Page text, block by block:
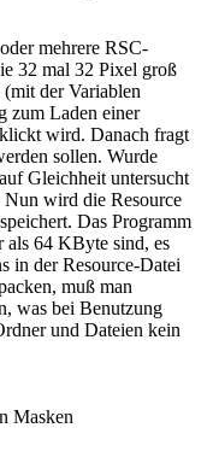
mehrere RSC-
32 mal 32 Pixel groß
der Variablen
zum Laden einer
wird. Danach fragt
sollen. Wurde
Gleichheit untersucht
wird die Resource
Das Programm
als 64 KByte sind, es
in der Resource-Datei
muß man
was bei Benutzung
und Dateien kein
Masken